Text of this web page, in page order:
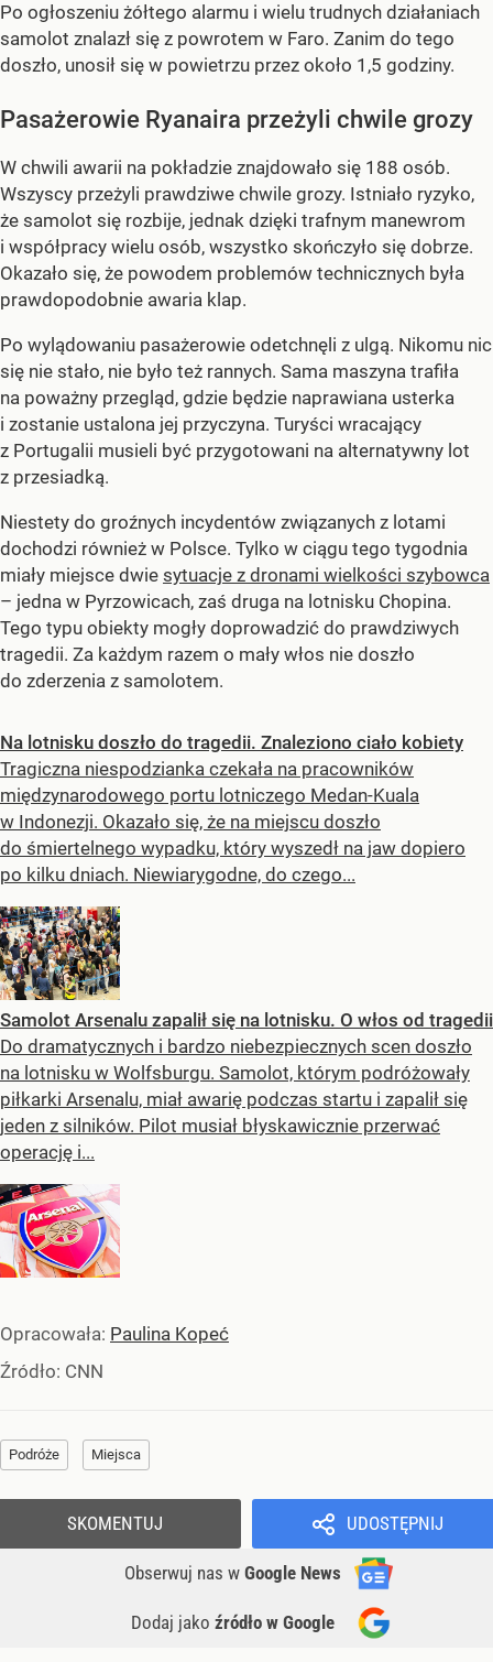
Po ogłoszeniu żółtego alarmu i wielu trudnych działaniach
samolot znalazł się z powrotem w Faro. Zanim do tego
doszło, unosił się w powietrzu przez około 1,5 godziny.
Pasażerowie Ryanaira przeżyli chwile grozy
W chwili awarii na pokładzie znajdowało się 188 osób.
Wszyscy przeżyli prawdziwe chwile grozy. Istniało ryzyko,
że samolot się rozbije, jednak dzięki trafnym manewrom
i współpracy wielu osób, wszystko skończyło się dobrze.
Okazało się, że powodem problemów technicznych była
prawdopodobnie awaria klap.
Po wylądowaniu pasażerowie odetchnęli z ulgą. Nikomu nic
się nie stało, nie było też rannych. Sama maszyna trafiła
na poważny przegląd, gdzie będzie naprawiana usterka
i zostanie ustalona jej przyczyna. Turyści wracający
z Portugalii musieli być przygotowani na alternatywny lot
z przesiadką.
Niestety do groźnych incydentów związanych z lotami
dochodzi również w Polsce. Tylko w ciągu tego tygodnia
miały miejsce dwie sytuacje z dronami wielkości szybowca
– jedna w Pyrzowicach, zaś druga na lotnisku Chopina.
Tego typu obiekty mogły doprowadzić do prawdziwych
tragedii. Za każdym razem o mały włos nie doszło
do zderzenia z samolotem.
Na lotnisku doszło do tragedii. Znaleziono ciało kobiety
Tragiczna niespodzianka czekała na pracowników
międzynarodowego portu lotniczego Medan-Kuala
w Indonezji. Okazało się, że na miejscu doszło
do śmiertelnego wypadku, który wyszedł na jaw dopiero
po kilku dniach. Niewiarygodne, do czego...
Samolot Arsenalu zapalił się na lotnisku. O włos od tragedii
Do dramatycznych i bardzo niebezpiecznych scen doszło
na lotnisku w Wolfsburgu. Samolot, którym podróżowały
piłkarki Arsenalu, miał awarię podczas startu i zapalił się
jeden z silników. Pilot musiał błyskawicznie przerwać
operację i...
Opracowała: Paulina Kopeć
Źródło: CNN
Podróże Miejsca
UDOSTĘPNIJ
Obserwuj nas w Google News
Dodaj jako źródło w Google
SKOMENTUJ